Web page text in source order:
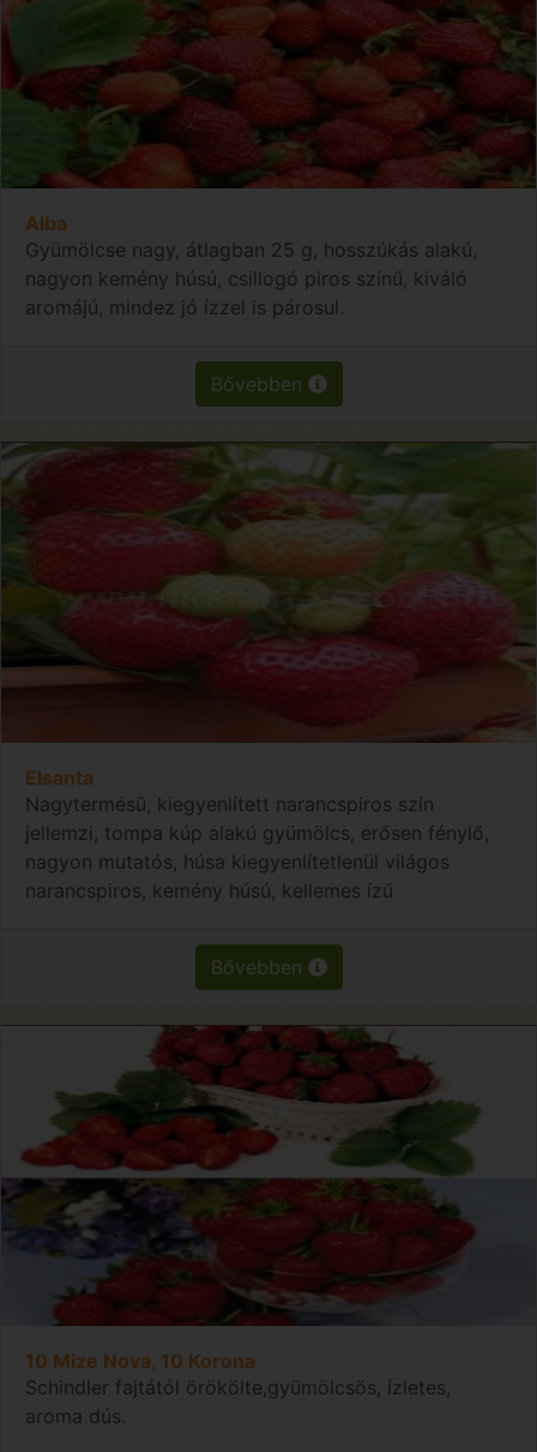
Alba
Gyümölcse nagy, átlagban 25 g, hosszúkás alakú,
nagyon kemény húsú, csillogó piros színű, kiváló
aromájú, mindez jó ízzel is párosul.
Bővebben
Elsanta
Nagytermésű, kiegyenlített narancspiros szín
jellemzi, tompa kúp alakú gyümölcs, erősen fénylő,
nagyon mutatós, húsa kiegyenlítetlenül világos
narancspiros, kemény húsú, kellemes ízű
Bővebben
10 Mize Nova, 10 Korona
Schindler fajtától örökölte,gyümölcsös, ízletes,
aroma dús.